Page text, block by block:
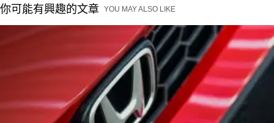
你可能有興趣的文章 YOU MAY ALSO LIKE